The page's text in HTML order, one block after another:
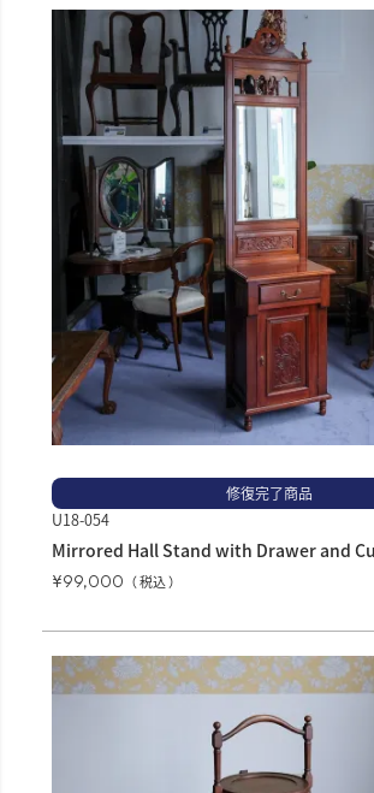
修復完了商品
U18-054
Mirrored Hall Stand with Drawer and
¥99,000 税込